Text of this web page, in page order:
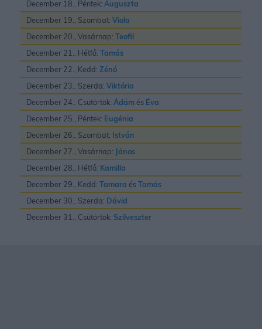
December 18., Péntek: Auguszta
December 19., Szombat: Viola
December 20., Vasárnap: Teofil
December 21., Hétfő: Tamás
December 22., Kedd: Zénó
December 23., Szerda: Viktória
December 24., Csütörtök: Ádám és Éva
December 25., Péntek: Eugénia
December 26., Szombat: István
December 27., Vasárnap: János
December 28., Hétfő: Kamilla
December 29., Kedd: Tamara ésTamás
December 30., Szerda: Dávid
December 31., Csütörtök: Szilveszter